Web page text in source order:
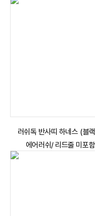
러쉬독 반사띠 하네스 (블
에어러쉬/ 리드줄 미포함